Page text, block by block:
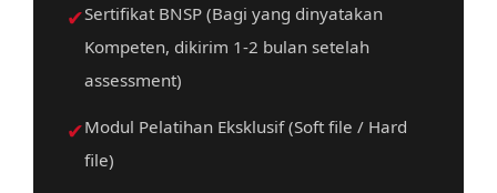
✔Sertifikat BNSP (Bagi yang dinyatakan
Kompeten, dikirim 1-2 bulan setelah
assessment)
✔Modul Pelatihan Eksklusif (Soft file / Hard
file)